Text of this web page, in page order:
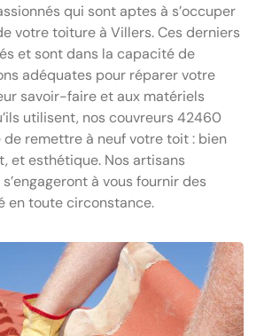
qui sont aptes à s’occuper
votre toiture à Villers. Ces derniers
et sont dans la capacité de
adéquates pour réparer votre
savoir-faire et aux matériels
utilisent, nos couvreurs 42460
de remettre à neuf votre toit : bien
et esthétique. Nos artisans
à vous fournir des
en toute circonstance.